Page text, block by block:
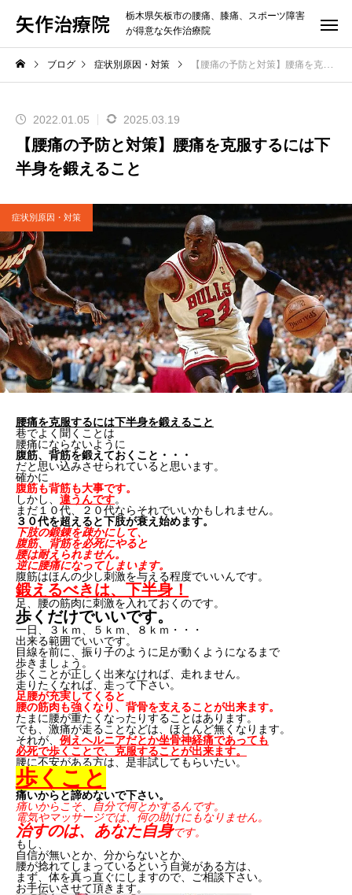
矢作治療院
栃木県矢板市の腰痛、膝痛、スポーツ障害
が得意な矢作治療院
ブログ 症状別原因・対策 【腰痛の予防と対策】腰痛を克服するには下半身を鍛えること
2022.01.05 2025.03.19
【腰痛の予防と対策】腰痛を克服するには下
半身を鍛えること
症状別原因・対策
腰痛を克服するには下半身を鍛えること
巷でよく聞くことは
腰痛にならないように
腹筋、背筋を鍛えておくこと・・・
だと思い込みさせられていると思います。
確かに
腹筋も背筋も大事です。
しかし、 違うんです。
まだ１０代、２０代ならそれでいいかもしれません。
３０代を超えると下肢が衰え始めます。
下肢の鍛錬を疎かにして、
腹筋、背筋を必死にやると
腰は耐えられません。
逆に腰痛になってしまいます。
腹筋はほんの少し刺激を与える程度でいいんです。
鍛えるべきは、下半身！
足、腰の筋肉に刺激を入れておくのです。
歩くだけでいいです。
一日、３ｋｍ、５ｋｍ、８ｋｍ・・・
出来る範囲でいいです。
目線を前に、振り子のように足が動くようになるまで
歩きましょう。
歩くことが正しく出来なければ、走れません。
走りたくなれば、走って下さい。
足腰が充実してくると
腰の筋肉も強くなり、背骨を支えることが出来ます。
たまに腰が重たくなったりすることはあります。
でも、激痛が走ることなどは、ほとんど無くなります。
それが、 例えヘルニアだとか坐骨神経痛であっても
必死で歩くことで、克服することが出来ます。
腰に不安がある方は、是非試してもらいたい。
歩くこと
痛いからと諦めないで下さい。
痛いからこそ、自分で何とかするんです。
電気やマッサージでは、何の助けにもなりません。
治すのは、あなた自身です。
もし、
自信が無いとか、分からないとか、
腰が捻れてしまっているという自覚がある方は、
まず、体を真っ直ぐにしますので、ご相談下さい。
お手伝いさせて頂きます。